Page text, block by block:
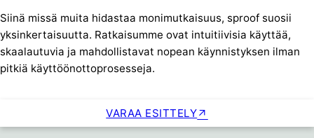
Siinä missä muita hidastaa monimutkaisuus, sproof suosii
yksinkertaisuutta. Ratkaisumme ovat intuitiivisia käyttää,
skaalautuvia ja mahdollistavat nopean käynnistyksen ilman
pitkiä käyttöönottoprosesseja.
VARAA ESITTELY